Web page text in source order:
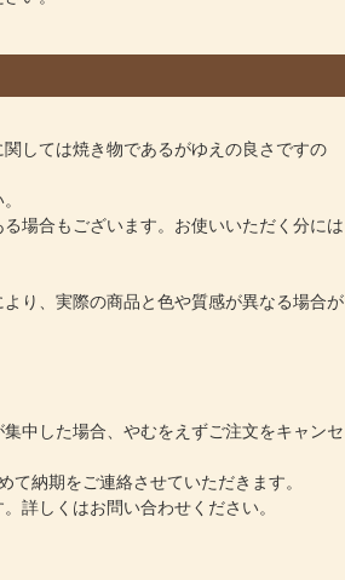
しては焼き物であるがゆえの良さですの
場合もございます。お使いいただく分には
り、実際の商品と色や質感が異なる場合が
中した場合、やむをえずご注文をキャンセ
納期をご連絡させていただきます。
詳しくはお問い合わせください。